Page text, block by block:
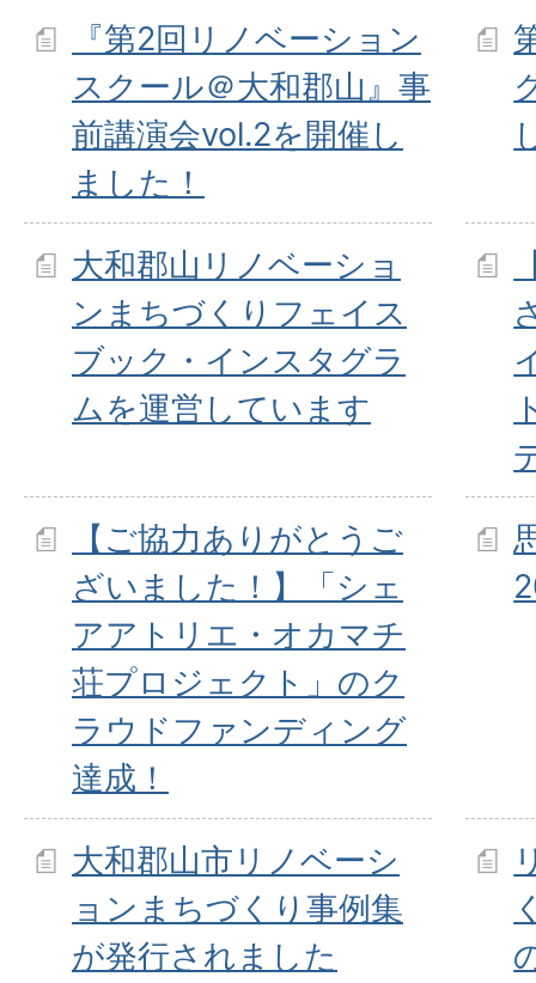
『第2回リノベーション
スクール＠大和郡山』事
前講演会vol.2を開催し
ました！
大和郡山リノベーショ
ンまちづくりフェイス
ブック・インスタグラ
ムを運営しています
【ご協力ありがとうご
ざいました！】「シェ
アアトリエ・オカマチ
荘プロジェクト」のク
ラウドファンディング
達成！
大和郡山市リノベーシ
ョンまちづくり事例集
が発行されました